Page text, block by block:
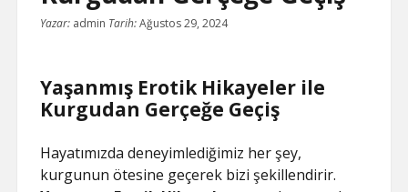
LISTE
SAYFA LISTESI
TWITTER PROFIL RESMI SILME
Yazar: admin Tarih:Ağustos 29, 2024
Yaşanmış Erotik Hikayeler ile
Kurgudan Gerçeğe Geçiş
Hayatımızda deneyimlediğimiz her şey,
kurgunun ötesine geçerek bizi şekillendirir.